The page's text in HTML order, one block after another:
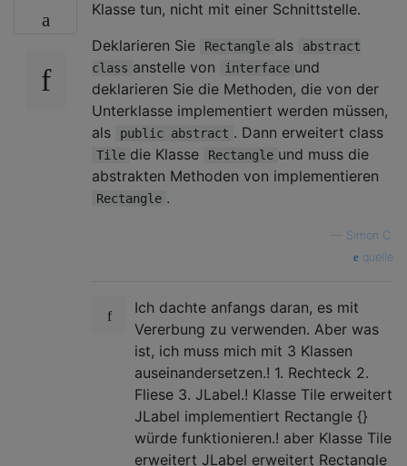
Klasse tun, nicht mit einer Schnittstelle.
Deklarieren Sie
Rectangle als
abstract
class anstelle von interface und
deklarieren Sie die Methoden, die von der
Unterklasse implementiert werden müssen,
als
public abstract . Dann erweitert class
Tile die Klasse Rectangle und muss die
abstrakten Methoden von implementieren
Rectangle .
Simon C.
quelle
Ich dachte anfangs daran, es mit
Vererbung zu verwenden. Aber was
ist, ich muss mich mit 3 Klassen
auseinandersetzen.! 1. Rechteck 2.
Fliese 3. JLabel.! Klasse Tile erweitert
JLabel implementiert Rectangle {}
würde funktionieren.! aber Klasse Tile
erweitert JLabel erweitert Rectangle